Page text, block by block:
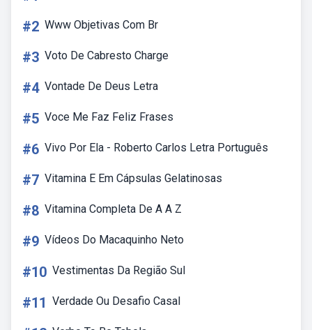
#2 Www Objetivas Com Br
#3 Voto De Cabresto Charge
#4 Vontade De Deus Letra
#5 Voce Me Faz Feliz Frases
#6 Vivo Por Ela - Roberto Carlos Letra Português
#7 Vitamina E Em Cápsulas Gelatinosas
#8 Vitamina Completa De A A Z
#9 Vídeos Do Macaquinho Neto
#10 Vestimentas Da Região Sul
#11 Verdade Ou Desafio Casal